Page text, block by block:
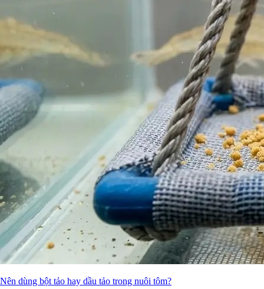
Nên dùng bột tảo hay dầu tảo trong nuôi tôm?